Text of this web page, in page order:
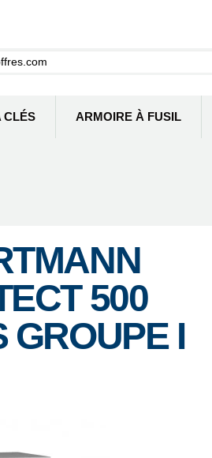
CLÉS ARMOIRE À FUSIL
500
GROUPE I